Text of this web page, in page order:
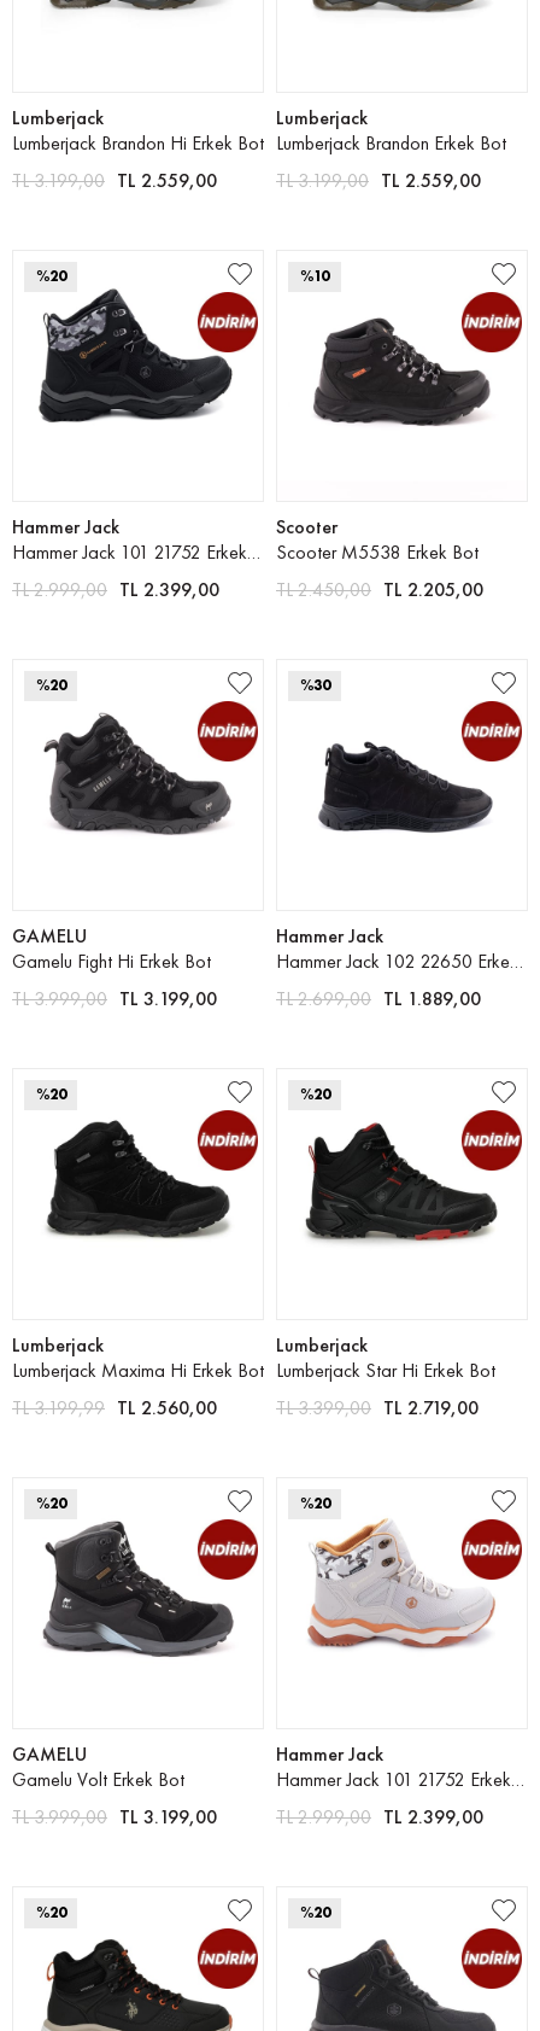
Lumberjack
Lumberjack Brandon Hi Erkek Bot
TL 2.559,00
TL 3.199,00
Lumberjack
Lumberjack Brandon Erkek Bot
TL 2.559,00
TL 3.199,00
Hammer Jack
Hammer Jack 101 21752 Erkek Bot
TL 2.399,00
TL 2.999,00
%20
Scooter
Scooter M5538 Erkek Bot
TL 2.205,00
TL 2.450,00
%10
GAMELU
Gamelu Fight Hi Erkek Bot
TL 3.199,00
TL 3.999,00
%20
Hammer Jack
Hammer Jack 102 22650 Erkek Bot
TL 1.889,00
TL 2.699,00
%30
Lumberjack
Lumberjack Maxima Hi Erkek Bot
TL 2.560,00
TL 3.199,99
%20
Lumberjack
Lumberjack Star Hi Erkek Bot
TL 2.719,00
TL 3.399,00
%20
GAMELU
Gamelu Volt Erkek Bot
TL 3.199,00
TL 3.999,00
%20
Hammer Jack
Hammer Jack 101 21752 Erkek Bot
TL 2.399,00
TL 2.999,00
%20
%20 %20